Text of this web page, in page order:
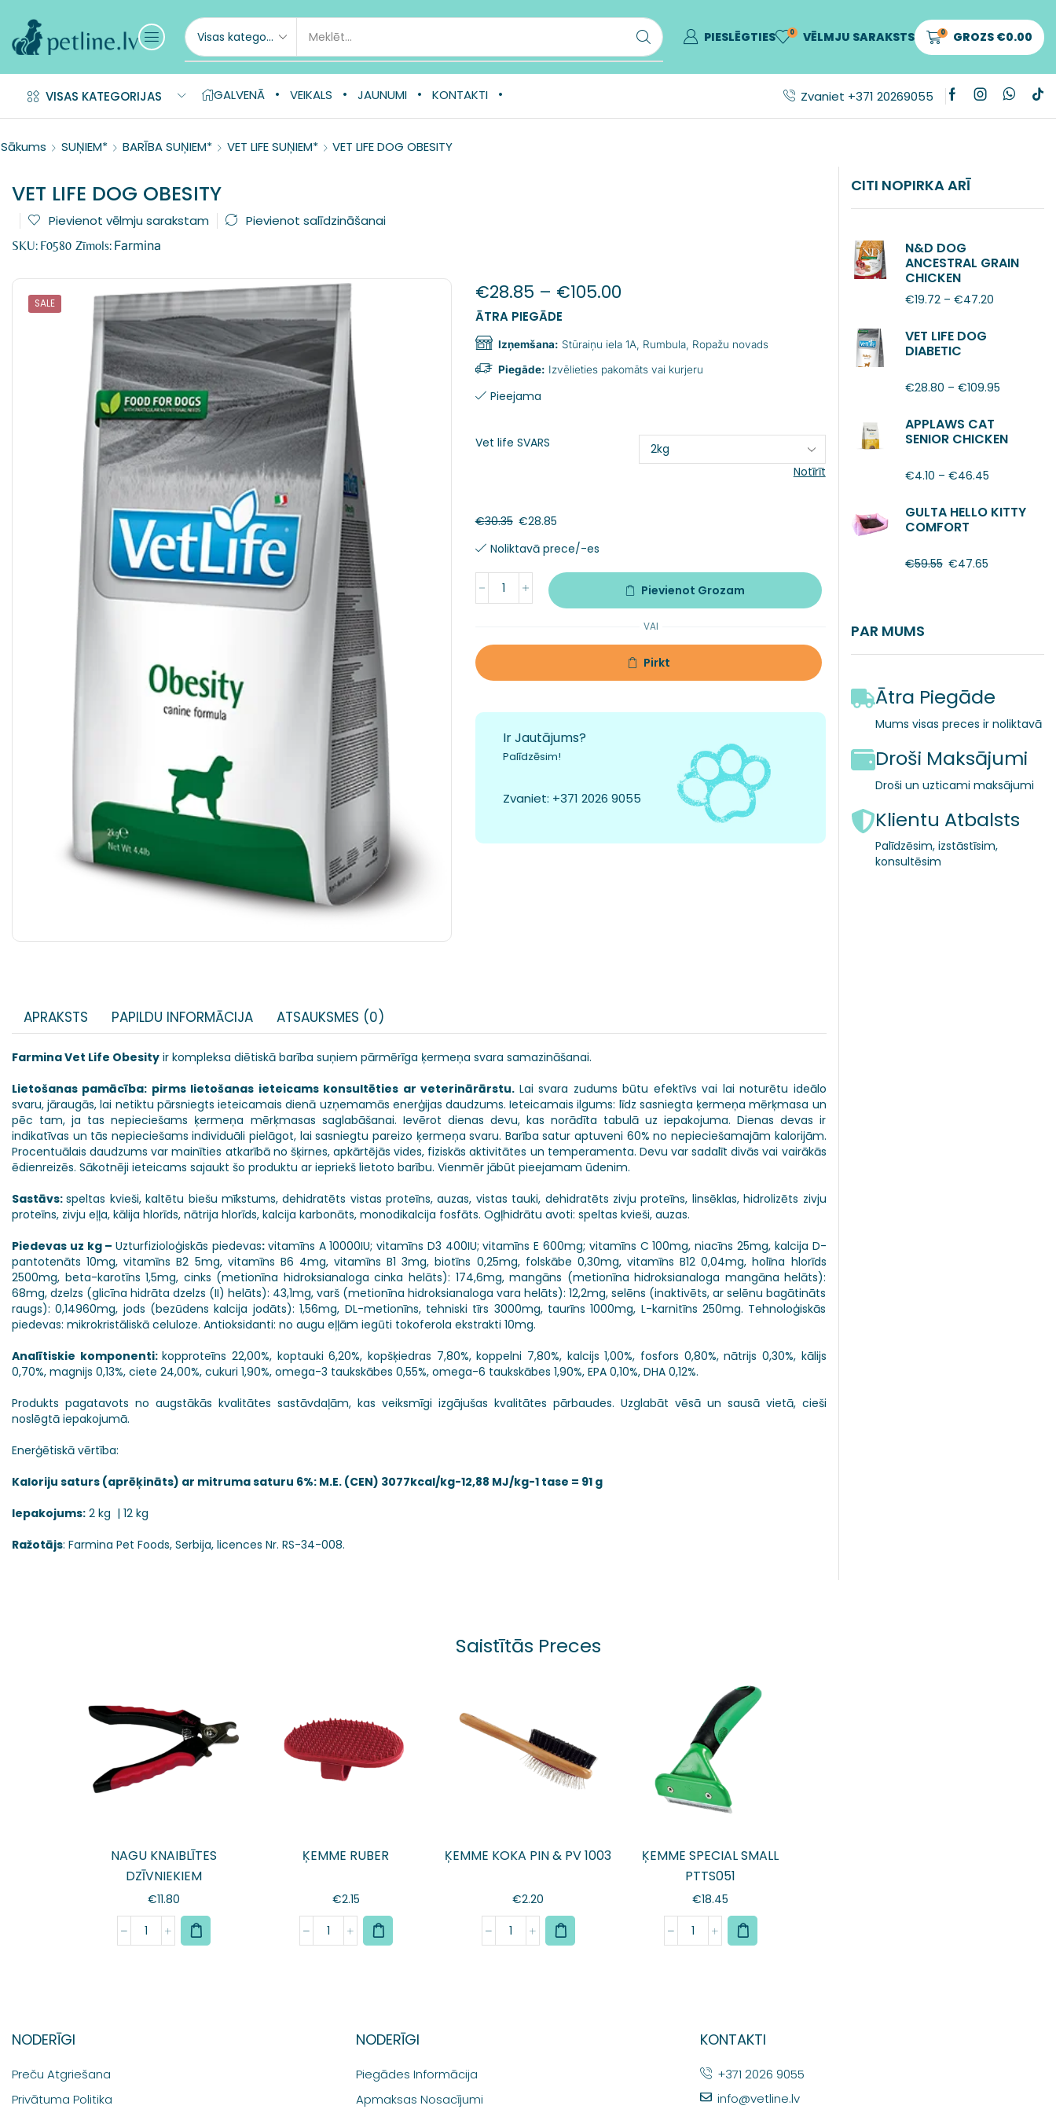
PIESLĒGTIES 0 VĒLMJU SARAKSTS 0 GROZS €0.00
VISAS KATEGORIJAS GALVENĀ VEIKALS JAUNUMI KONTAKTI Zvaniet +371 20269055
Sākums SUŅIEM* BARĪBA SUŅIEM* VET LIFE SUŅIEM* VET LIFE DOG OBESITY
VET LIFE DOG OBESITY
Pievienot vēlmju sarakstam Pievienot salīdzināšanai
SKU: F0580 Zīmols: Farmina
SALE €28.85 – €105.00
ĀTRA PIEGĀDE
Izņemšana: Stūraiņu iela 1A, Rumbula, Ropažu novads
Piegāde: Izvēlieties pakomāts vai kurjeru
Pieejama
Vet life SVARS
Notīrīt
€30.35 €28.85
Noliktavā prece/-es
Pievienot Grozam
VAI
Pirkt
Ir Jautājums?
Palīdzēsim!
Zvaniet: +371 2026 9055
APRAKSTS PAPILDU INFORMĀCIJA ATSAUKSMES (0)
Farmina Vet Life Obesity ir kompleksa diētiskā barība suņiem pārmērīga ķermeņa svara samazināšanai.
Lietošanas pamācība: pirms lietošanas ieteicams konsultēties ar veterinārārstu. Lai svara zudums būtu efektīvs vai lai noturētu ideālo
svaru, jāraugās, lai netiktu pārsniegts ieteicamais dienā uzņemamās enerģijas daudzums. Ieteicamais ilgums: līdz sasniegta ķermeņa mērķmasa un
pēc tam, ja tas nepieciešams ķermeņa mērķmasas saglabāšanai. Ievērot dienas devu, kas norādīta tabulā uz iepakojuma. Dienas devas ir
indikatīvas un tās nepieciešams individuāli pielāgot, lai sasniegtu pareizo ķermeņa svaru. Barība satur aptuveni 60% no nepieciešamajām kalorijām.
Procentuālais daudzums var mainīties atkarībā no šķirnes, apkārtējās vides, fiziskās aktivitātes un temperamenta. Devu var sadalīt divās vai vairākās
ēdienreizēs. Sākotnēji ieteicams sajaukt šo produktu ar iepriekš lietoto barību. Vienmēr jābūt pieejamam ūdenim.
Sastāvs:speltas kvieši, kaltētu biešu mīkstums, dehidratēts vistas proteīns, auzas, vistas tauki, dehidratēts zivju proteīns, linsēklas, hidrolizēts zivju
proteīns, zivju eļļa, kālija hlorīds, nātrija hlorīds, kalcija karbonāts, monodikalcija fosfāts. Ogļhidrātu avoti: speltas kvieši, auzas.
Piedevas uz kg –Uzturfizioloģiskās piedevas: vitamīns A 10000IU; vitamīns D3 400IU; vitamīns E 600mg; vitamīns C 100mg, niacīns 25mg, kalcija D-
pantotenāts 10mg, vitamīns B2 5mg, vitamīns B6 4mg, vitamīns B1 3mg, biotīns 0,25mg, folskābe 0,30mg, vitamīns B12 0,04mg, holīna hlorīds
2500mg, beta-karotīns 1,5mg, cinks (metionīna hidroksianaloga cinka helāts): 174,6mg, mangāns (metionīna hidroksianaloga mangāna helāts):
68mg, dzelzs (glicīna hidrāta dzelzs (II) helāts): 43,1mg, varš (metionīna hidroksianaloga vara helāts): 12,2mg, selēns (inaktivēts, ar selēnu bagātināts
raugs): 0,14960mg, jods (bezūdens kalcija jodāts): 1,56mg, DL-metionīns, tehniski tīrs 3000mg, taurīns 1000mg, L-karnitīns 250mg. Tehnoloģiskās
piedevas: mikrokristāliskā celuloze. Antioksidanti: no augu eļļām iegūti tokoferola ekstrakti 10mg.
Analītiskie komponenti:kopproteīns 22,00%, koptauki 6,20%, kopšķiedras 7,80%, koppelni 7,80%, kalcijs 1,00%, fosfors 0,80%, nātrijs 0,30%, kālijs
0,70%, magnijs 0,13%, ciete 24,00%, cukuri 1,90%, omega-3 taukskābes 0,55%, omega-6 taukskābes 1,90%, EPA 0,10%, DHA 0,12%.
Produkts pagatavots no augstākās kvalitātes sastāvdaļām, kas veiksmīgi izgājušas kvalitātes pārbaudes. Uzglabāt vēsā un sausā vietā, cieši
noslēgtā iepakojumā.
Enerģētiskā vērtība:
Kaloriju saturs (aprēķināts) ar mitruma saturu 6%: M.E. (CEN) 3077kcal/kg-12,88 MJ/kg-1 tase = 91 g
Iepakojums: 2 kg | 12 kg
Ražotājs: Farmina Pet Foods, Serbija, licences Nr. RS-34-008.
CITI NOPIRKA ARĪ
N&D DOG
ANCESTRAL GRAIN
CHICKEN
POMEGRANATE
ADULT MINI
€19.72 – €47.20
VET LIFE DOG
DIABETIC
€28.80 – €109.95
APPLAWS CAT
SENIOR CHICKEN
€4.10 – €46.45
GULTA HELLO KITTY
COMFORT
€59.55 €47.65
PAR MUMS
Ātra Piegāde
Mums visas preces ir noliktavā
Droši Maksājumi
Droši un uzticami maksājumi
Klientu Atbalsts
Palīdzēsim, izstāstīsim,
konsultēsim
Saistītās Preces
NAGU KNAIBLĪTES
DZĪVNIEKIEM
€11.80
ĶEMME RUBER
€2.15
ĶEMME KOKA PIN & PV 1003
€2.20
ĶEMME SPECIAL SMALL
PTTS051
€18.45
NODERĪGI
Preču Atgriešana
Privātuma Politika
NODERĪGI
Piegādes Informācija
Apmaksas Nosacījumi
KONTAKTI
+371 2026 9055
info@vetline.lv